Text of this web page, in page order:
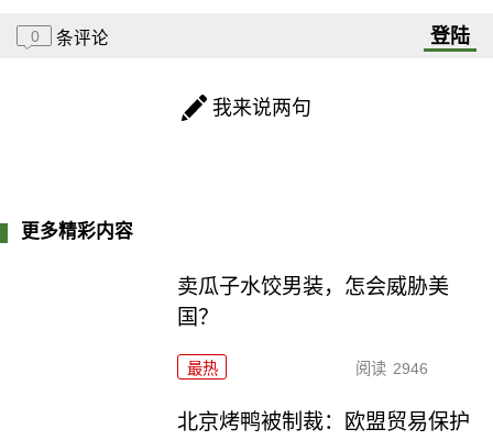
0 条评论 登陆
我来说两句
更多精彩内容
卖瓜子水饺男装，怎会威胁美
国？
最热 阅读 2946
北京烤鸭被制裁：欧盟贸易保护